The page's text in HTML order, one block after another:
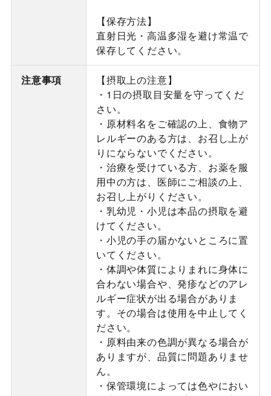
【保存方法】
直射日光・高温多湿を避け常温で
保存してください。
注意事項
【摂取上の注意】
・1日の摂取目安量を守ってくだ
さい。
・原材料名をご確認の上、食物ア
レルギーのある方は、お召し上が
りにならないでください。
・治療を受けている方、お薬を服
用中の方は、医師にご相談の上、
お召し上がりください。
・乳幼児・小児は本品の摂取を避
けてください。
・小児の手の届かないところに置
いてください。
・体調や体質によりまれに身体に
合わない場合や、発疹などのアレ
ルギー症状が出る場合がありま
す。その場合は使用を中止してく
ださい。
・原料由来の色調が異なる場合が
ありますが、品質に問題ありませ
ん。
・保管環境によっては色やにおい